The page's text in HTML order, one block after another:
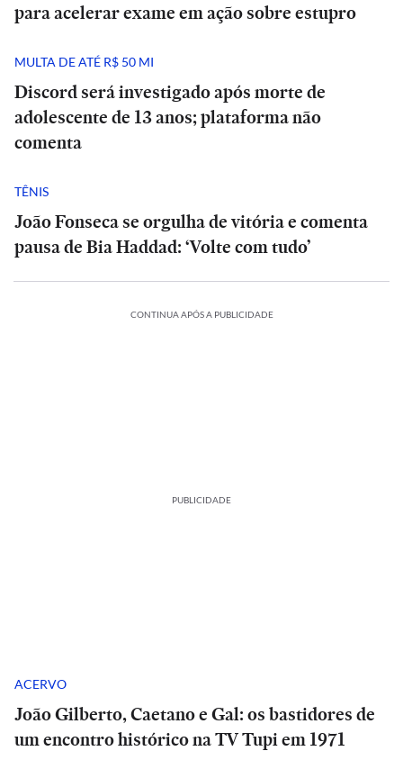
para acelerar exame em ação sobre estupro
MULTA DE ATÉ R$ 50 MI
Discord será investigado após morte de
adolescente de 13 anos; plataforma não
comenta
TÊNIS
João Fonseca se orgulha de vitória e comenta
pausa de Bia Haddad: ‘Volte com tudo’
CONTINUA APÓS A PUBLICIDADE
PUBLICIDADE
ACERVO
João Gilberto, Caetano e Gal: os bastidores de
um encontro histórico na TV Tupi em 1971